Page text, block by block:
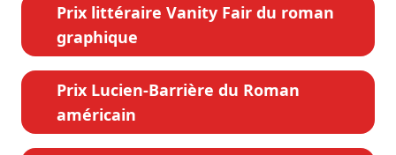
Prix littéraire Vanity Fair du roman
graphique
Prix Lucien-Barrière du Roman
américain